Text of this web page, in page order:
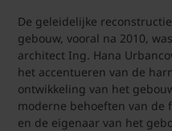
De geleidelijke
gebouw, vooral na 2010,
architect Ing. Hana
het accentueren van de
ontwikkeling van het
moderne behoeften van de
en de eigenaar van het